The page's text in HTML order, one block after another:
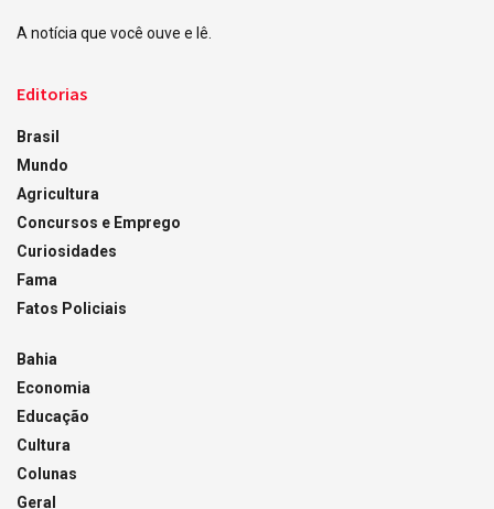
A notícia que você ouve e lê.
Editorias
Brasil
Mundo
Agricultura
Concursos e Emprego
Curiosidades
Fama
Fatos Policiais
Bahia
Economia
Educação
Cultura
Colunas
Geral